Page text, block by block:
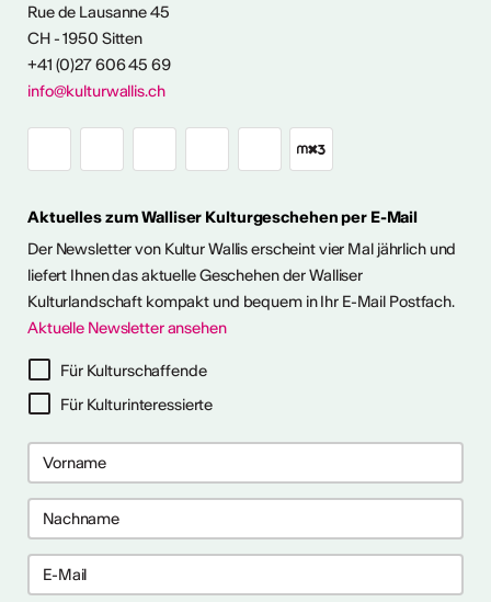
Ausstellungen
Himmel im Wallis
Kunst im Freien so richtig
eine kleine aber feine
im Wallis
2027 in Prag
bis 28. April 2027) ist ein 10-
für Recherche-,
Es bietet
kollektive Begleitung und
10. September
Rue de Lausanne 45
CH - 1950 Sitten
+41 (0)27 606 45 69
info@kulturwallis.ch
Aktuelles zum Walliser Kulturgeschehen per E-Mail
Der Newsletter von Kultur Wallis erscheint vier Mal jährlich und
liefert Ihnen das aktuelle Geschehen der Walliser
Kulturlandschaft kompakt und bequem in Ihr E-Mail Postfach.
Aktuelle Newsletter ansehen
Für Kulturschaffende
Für Kulturinteressierte